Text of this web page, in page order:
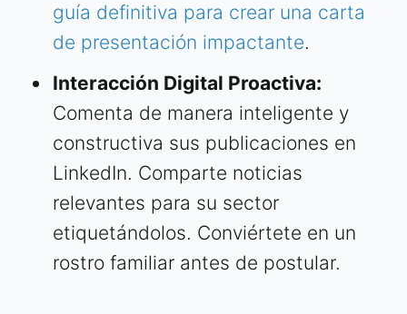
guía definitiva para crear una carta
de presentación impactante.
Interacción Digital Proactiva:
Comenta de manera inteligente y
constructiva sus publicaciones en
LinkedIn. Comparte noticias
relevantes para su sector
etiquetándolos. Conviértete en un
rostro familiar antes de postular.